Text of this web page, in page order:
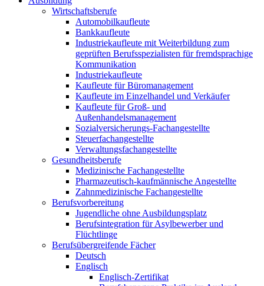
Wirtschaftsberufe
Automobilkaufleute
Bankkaufleute
Industriekaufleute mit Weiterbildung zum
geprüften Berufsspezialisten für fremdsprachige
Kommunikation
Industriekaufleute
Kaufleute für Büromanagement
Kaufleute im Einzelhandel und Verkäufer
Kaufleute für Groß- und
Außenhandelsmanagement
Sozialversicherungs-Fachangestellte
Steuerfachangestellte
Verwaltungsfachangestellte
Gesundheitsberufe
Medizinische Fachangestellte
Pharmazeutisch-kaufmännische Angestellte
Zahnmedizinische Fachangestellte
Berufsvorbereitung
Jugendliche ohne Ausbildungsplatz
Berufsintegration für Asylbewerber und
Flüchtlinge
Berufsübergreifende Fächer
Deutsch
Englisch
Englisch-Zertifikat